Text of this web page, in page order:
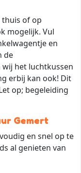
of op
mogelijk. Vul
en
de
het luchtkussen
erbij kan ook! Dit
op; begeleiding
Gemert
en snel op te
al genieten van